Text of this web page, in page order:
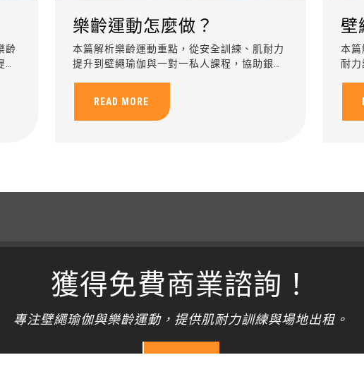
齡
樂齡運動怎麼做？
本篇解析樂齡運動重點，從安全訓練、肌耐力
提升到壁繩瑜伽與一對一私人課程，協助銀髮
READ MORE
壁
本篇
耐力
獲得免費商業諮詢！
專注壁繩瑜伽與樂齡運動，提供肌耐力訓練與場地出租。